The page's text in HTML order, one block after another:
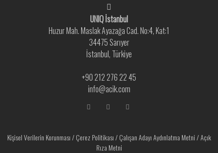
UNIQ İstanbul
Huzur Mah. Maslak Ayazağa Cad. No:4, Kat:1
34475 Sarıyer
İstanbul, Türkiye
+90 212 276 22 45
info@acik.com
Kişisel Verilerin Korunması/Çerez Politikası/Çalışan Adayı Aydınlatma Metni/Açık
Rıza Metni